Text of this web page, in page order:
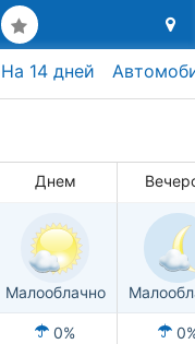
На 14 дней
Днем
Малооблачно
0%